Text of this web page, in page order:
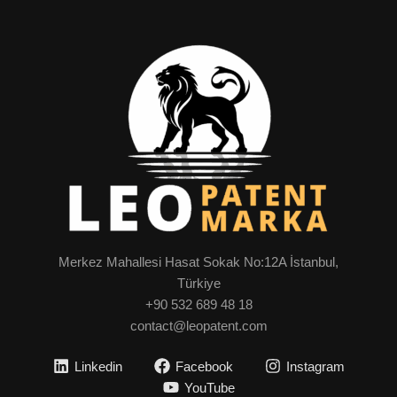
Merkez Mahallesi Hasat Sokak No:12A İstanbul,
Türkiye
+90 532 689 48 18
contact@leopatent.com
Linkedin Facebook
Instagram
YouTube